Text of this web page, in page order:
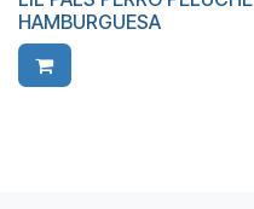
HAMBURGUESA